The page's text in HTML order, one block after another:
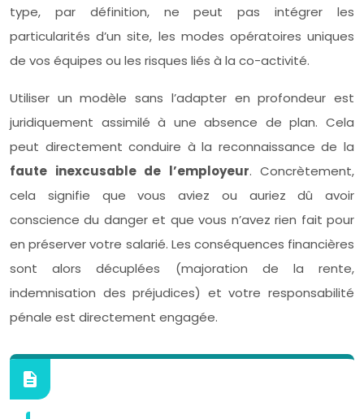
type, par définition, ne peut pas intégrer les
particularités d’un site, les modes opératoires uniques
de vos équipes ou les risques liés à la co-activité.
Utiliser un modèle sans l’adapter en profondeur est
juridiquement assimilé à une absence de plan. Cela
peut directement conduire à la reconnaissance de la
faute inexcusable de l’employeur. Concrètement,
cela signifie que vous aviez ou auriez dû avoir
conscience du danger et que vous n’avez rien fait pour
en préserver votre salarié. Les conséquences financières
sont alors décuplées (majoration de la rente,
indemnisation des préjudices) et votre responsabilité
pénale est directement engagée.